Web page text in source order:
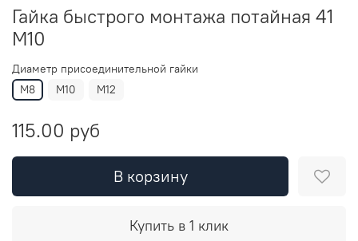
Гайка быстрого монтажа потайная 41
M10
Диаметр присоединительной гайки
М8
М10 М12
115.00 руб
В корзину
Купить в 1 клик